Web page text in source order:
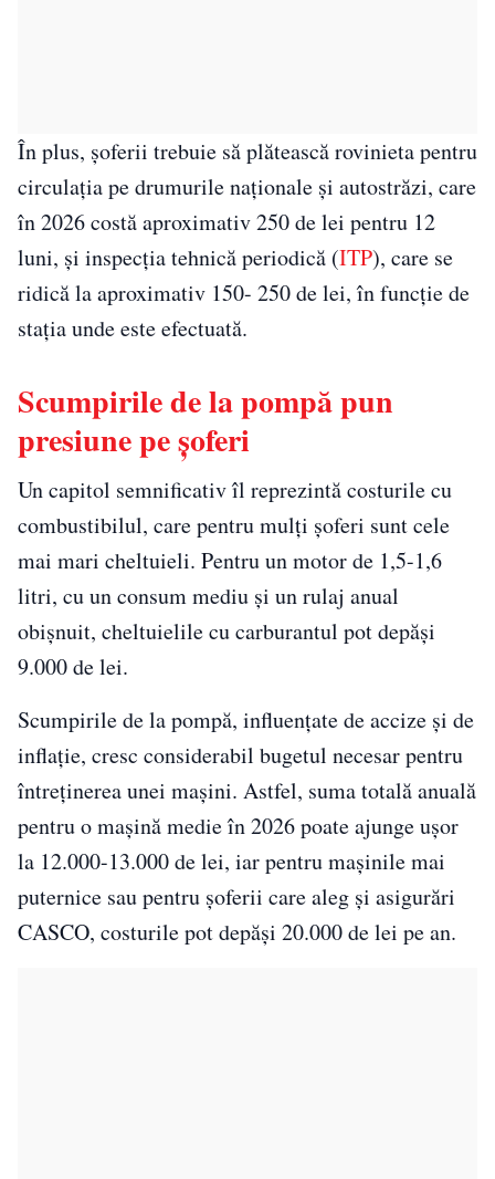
În plus, șoferii trebuie să plătească rovinieta pentru
circulația pe drumurile naționale și autostrăzi, care
în 2026 costă aproximativ 250 de lei pentru 12
luni, și inspecția tehnică periodică (ITP), care se
ridică la aproximativ 150- 250 de lei, în funcție de
stația unde este efectuată.
Scumpirile de la pompă pun
presiune pe șoferi
Un capitol semnificativ îl reprezintă costurile cu
combustibilul, care pentru mulți șoferi sunt cele
mai mari cheltuieli. Pentru un motor de 1,5-1,6
litri, cu un consum mediu și un rulaj anual
obișnuit, cheltuielile cu carburantul pot depăși
9.000 de lei.
Scumpirile de la pompă, influențate de accize și de
inflație, cresc considerabil bugetul necesar pentru
întreținerea unei mașini. Astfel, suma totală anuală
pentru o mașină medie în 2026 poate ajunge ușor
la 12.000-13.000 de lei, iar pentru mașinile mai
puternice sau pentru șoferii care aleg și asigurări
CASCO, costurile pot depăși 20.000 de lei pe an.